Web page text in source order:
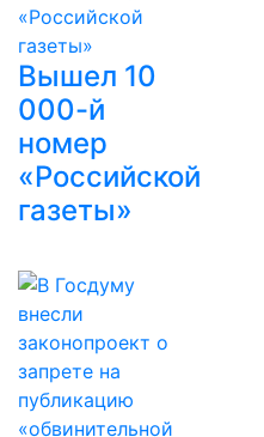
Вышел 10
000-й
номер
«Российской
газеты»